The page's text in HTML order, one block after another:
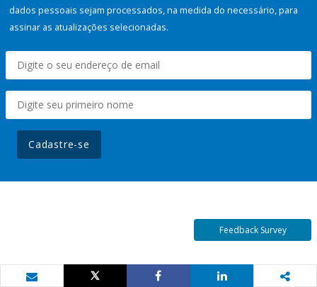
dados pessoais sejam processados, na medida do necessário, para
assinar as atualizações selecionadas.
Cadastre-se
Feedback Survey